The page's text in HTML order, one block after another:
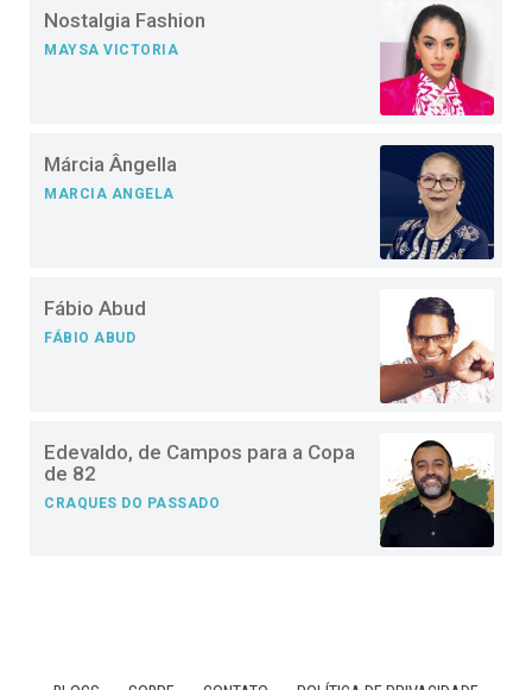
Nostalgia Fashion
MAYSA VICTORIA
Márcia Ângella
MARCIA ANGELA
Fábio Abud
FÁBIO ABUD
Edevaldo, de Campos para a Copa
de 82
CRAQUES DO PASSADO